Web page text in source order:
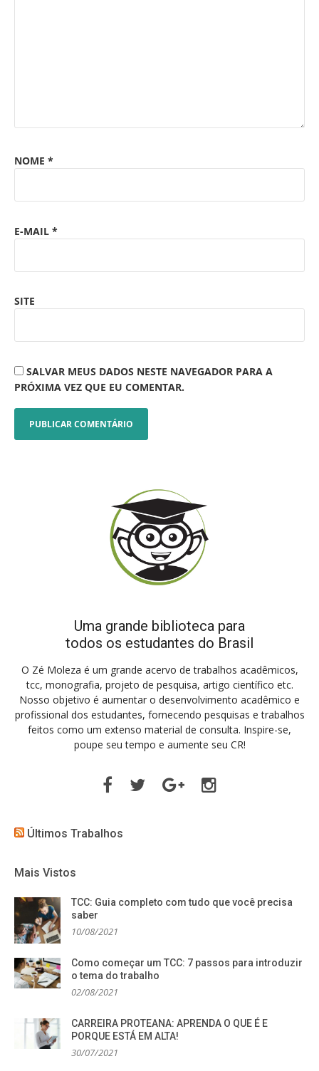
NOME *
E-MAIL *
SITE
SALVAR MEUS DADOS NESTE NAVEGADOR PARA A
PRÓXIMA VEZ QUE EU COMENTAR.
Uma grande biblioteca para
todos os estudantes do Brasil
O Zé Moleza é um grande acervo de trabalhos acadêmicos,
tcc, monografia, projeto de pesquisa, artigo científico etc.
Nosso objetivo é aumentar o desenvolvimento acadêmico e
profissional dos estudantes, fornecendo pesquisas e trabalhos
feitos como um extenso material de consulta. Inspire-se,
poupe seu tempo e aumente seu CR!
FacebookTwitter Google
Plus
Instagram
Últimos Trabalhos
Mais Vistos
TCC: Guia completo com tudo que você precisa
saber
10/08/2021
Como começar um TCC: 7 passos para introduzir
o tema do trabalho
02/08/2021
CARREIRA PROTEANA: APRENDA O QUE É E
PORQUE ESTÁ EM ALTA!
30/07/2021